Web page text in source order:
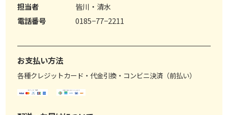
担当者
皆川・清水
電話番号
0185−77−2211
お支払い方法
各種クレジットカード・代金引換・コンビニ決済（前払い）